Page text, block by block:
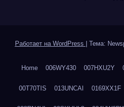
Работает на WordPress Тема:
Home 006WY430 007HXU2Y
00T70TIS 013UNCAI 0169XX1F